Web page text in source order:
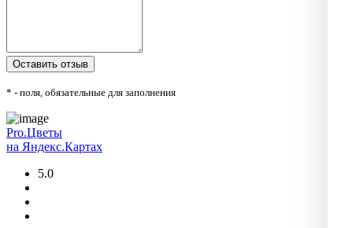
* - поля, обязательные для заполнения
Pro.Цветы
на Яндекс.Картах
5.0